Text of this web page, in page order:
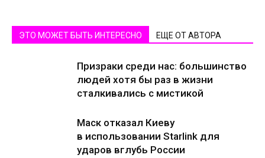
ЭТО МОЖЕТ БЫТЬ ИНТЕРЕСНО ЕЩЕ ОТ АВТОРА
Призраки среди нас: большинство
людей хотя бы раз в жизни
сталкивались с мистикой
Маск отказал Киеву
в использовании Starlink для
ударов вглубь России